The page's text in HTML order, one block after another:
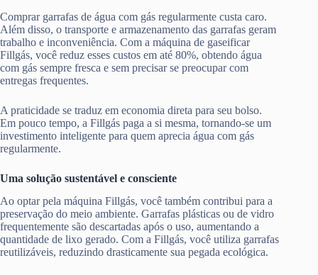
Comprar garrafas de água com gás regularmente custa caro.
Além disso, o transporte e armazenamento das garrafas geram
trabalho e inconveniência. Com a máquina de gaseificar
Fillgás, você reduz esses custos em até 80%, obtendo água
com gás sempre fresca e sem precisar se preocupar com
entregas frequentes.
A praticidade se traduz em economia direta para seu bolso.
Em pouco tempo, a Fillgás paga a si mesma, tornando-se um
investimento inteligente para quem aprecia água com gás
regularmente.
Uma solução sustentável e consciente
Ao optar pela máquina Fillgás, você também contribui para a
preservação do meio ambiente. Garrafas plásticas ou de vidro
frequentemente são descartadas após o uso, aumentando a
quantidade de lixo gerado. Com a Fillgás, você utiliza garrafas
reutilizáveis, reduzindo drasticamente sua pegada ecológica.